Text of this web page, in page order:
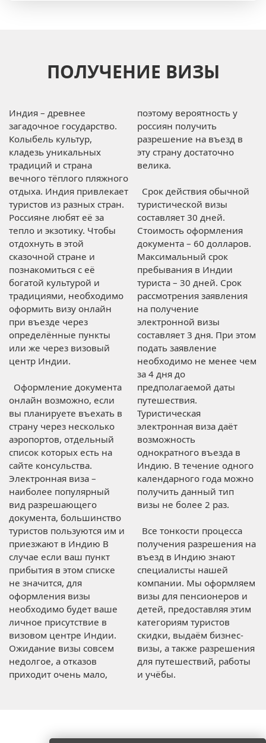
ПОЛУЧЕНИЕ ВИЗЫ
Индия – древнее
загадочное государство.
Колыбель культур,
кладезь уникальных
традиций и страна
вечного тёплого пляжного
отдыха. Индия привлекает
туристов из разных стран.
Россияне любят её за
тепло и экзотику. Чтобы
отдохнуть в этой
сказочной стране и
познакомиться с её
богатой культурой и
традициями, необходимо
оформить визу онлайн
при въезде через
определённые пункты
или же через визовый
центр Индии.
Оформление документа
онлайн возможно, если
вы планируете въехать в
страну через несколько
аэропортов, отдельный
список которых есть на
сайте консульства.
Электронная виза –
наиболее популярный
вид разрешающего
документа, большинство
туристов пользуются им и
приезжают в Индию В
случае если ваш пункт
прибытия в этом списке
не значится, для
оформления визы
необходимо будет ваше
личное присутствие в
визовом центре Индии.
Ожидание визы совсем
недолгое, а отказов
приходит очень мало,
поэтому вероятность у
россиян получить
разрешение на въезд в
эту страну достаточно
велика.
Срок действия обычной
туристической визы
составляет 30 дней.
Стоимость оформления
документа – 60 долларов.
Максимальный срок
пребывания в Индии
туриста – 30 дней. Срок
рассмотрения заявления
на получение
электронной визы
составляет 3 дня. При этом
подать заявление
необходимо не менее чем
за 4 дня до
предполагаемой даты
путешествия.
Туристическая
электронная виза даёт
возможность
однократного въезда в
Индию. В течение одного
календарного года можно
получить данный тип
визы не более 2 раз.
Все тонкости процесса
получения разрешения на
въезд в Индию знают
специалисты нашей
компании. Мы оформляем
визы для пенсионеров и
детей, предоставляя этим
категориям туристов
скидки, выдаём бизнес-
визы, а также разрешения
для путешествий, работы
и учёбы.